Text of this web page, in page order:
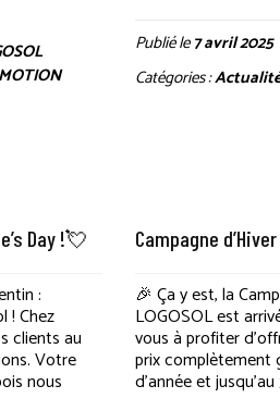
Publié le7 avril 2025
Catégories :
Day !💘
:
! Chez
clients au
Votre
nous
Campagne d’Hiver
🎉 Ça y est, la
LOGOSOL est
vous à profiter
prix complètement
d’année et jusqu’au